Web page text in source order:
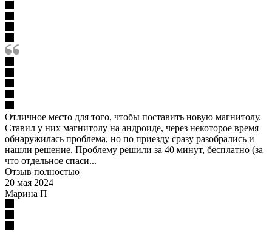
Отличное место для того, чтобы поставить новую магнитолу.
Ставил у них магнитолу на андроиде, через некоторое время
обнаружилась проблема, но по приезду сразу разобрались и
нашли решение. Проблему решили за 40 минут, бесплатно (за
что отдельное спаси...
Отзыв полностью
20 мая 2024
Марина П